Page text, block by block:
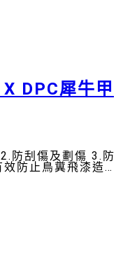
DPC犀牛甲
防刮傷及劃傷 3.防
防止鳥糞飛漆造成